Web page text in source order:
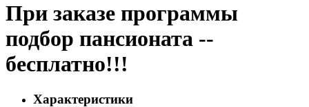
При заказе программы
подбор пансионата --
бесплатно!!!
Характеристики